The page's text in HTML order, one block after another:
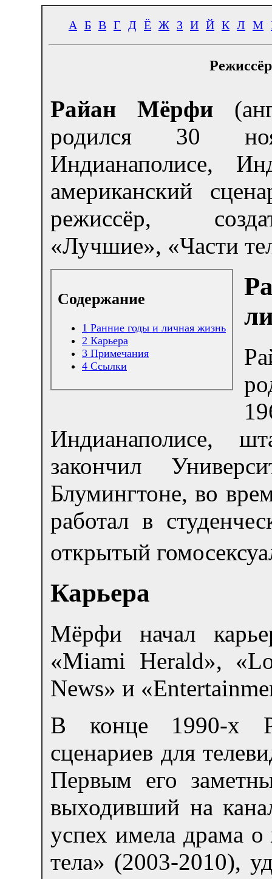
А Б В Г Д Ё Ж З И Й К Л М
Райан Мёрфи
родился 30
Индианаполисе,
американский
режиссёр,
«Лучшие», «Части
Содержание
1 Ранние годы и личная жизнь
2 Карьера
3 Примечания
4 Ссылки
Индианаполисе,
закончил
Блумингтоне, во
работал в
открытый
Карьера
Мёрфи начал
«Miami Herald»,
News» и
В конце 1990-х
сценариев для
Первым его
выходивший на
успех имела драма о
тела» (2003-2010),